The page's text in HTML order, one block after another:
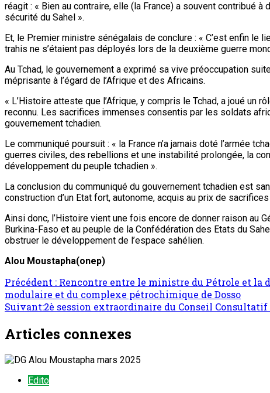
réagit : « Bien au contraire, elle (la France) a souvent
sécurité du Sahel ».
Et, le Premier ministre sénégalais de conclure : « C’est enfin
trahis ne s’étaient pas déployés lors de la deuxième guerre
Au Tchad, le gouvernement a exprimé sa vive préoccupation
méprisante à l’égard de l’Afrique et des Africains.
« L’Histoire atteste que l’Afrique, y compris le Tchad, a joué un
reconnu. Les sacrifices immenses consentis par les soldats
gouvernement tchadien.
Le communiqué poursuit : « la France n’a jamais doté l’armée
guerres civiles, des rebellions et une instabilité prolongée, la
développement du peuple tchadien ».
La conclusion du communiqué du gouvernement tchadien est
construction d’un Etat fort, autonome, acquis au prix de
Ainsi donc, l’Histoire vient une fois encore de donner raison au
Burkina-Faso et au peuple de la Confédération des Etats du
obstruer le développement de l’espace sahélien.
Alou Moustapha(onep)
Précédent : Rencontre entre le ministre du Pétrole et la
modulaire et du complexe pétrochimique de Dosso
Suivant:2è session extraordinaire du Conseil
Articles connexes
Edito